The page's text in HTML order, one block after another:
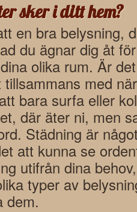
sker i ditt hem?
en bra belysning,
du ägnar dig åt
olika rum. Är
med
bara surfa eller
där äter ni, men
Städning är
att kunna se
utifrån dina
typer av
dem.